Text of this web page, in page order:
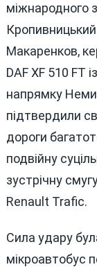
міжнародного
Кропивницький
Макаренков,
DAF XF 510 FT
напрямку
підтвердили
дороги
подвійну
зустрічну
Renault Trafic.
Сила удару
мікроавтобус